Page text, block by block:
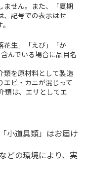
ません。また、「夏期
、記号での表示はせ
花生」「えび」「か
んでいる場合に品目名
を原材料として製造
エビ・カニが混じって
類は、エサとしてエ
小道具類」はお届け
どの環境により、実